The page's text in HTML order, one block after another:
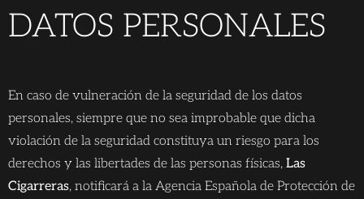
DATOS PERSONALES
En caso de vulneración de la seguridad de los datos
personales, siempre que no sea improbable que dicha
violación de la seguridad constituya un riesgo para los
derechos y las libertades de las personas físicas, Las
Cigarreras, notificará a la Agencia Española de Protección de